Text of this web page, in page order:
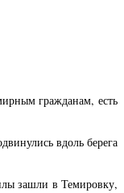
гражданам, есть
вдоль берега
зашли в Темировку,